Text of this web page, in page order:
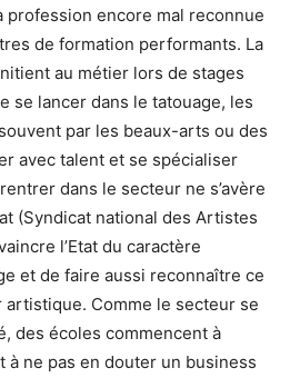
profession encore mal reconnue
de formation performants. La
au métier lors de stages
se lancer dans le tatouage, les
par les beaux-arts ou des
avec talent et se spécialiser
dans le secteur ne s’avère
(Syndicat national des Artistes
l’Etat du caractère
et de faire aussi reconnaître ce
Comme le secteur se
des écoles commencent à
ne pas en douter un business